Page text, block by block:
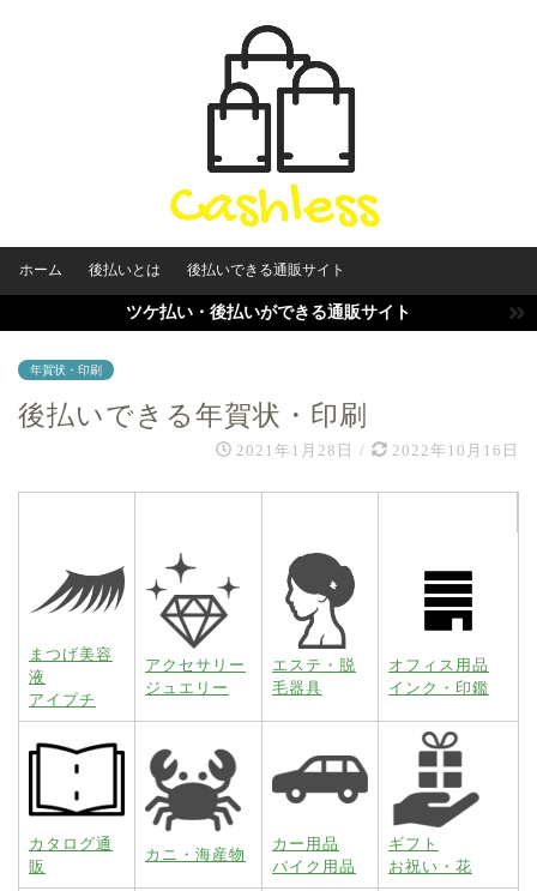
ホーム 後払いとは 後払いできる通販サイト
ツケ払い・後払いができる通販サイト
年賀状・印刷
後払いできる年賀状・印刷
2021年1月28日 / 2022年10月16日
まつげ美容
液
アイプチ
アクセサリー
ジュエリー
エステ・脱
毛器具
オフィス用品
インク・印鑑
カタログ通
販
カニ・海産物
カー用品
バイク用品
ギフト
お祝い・花